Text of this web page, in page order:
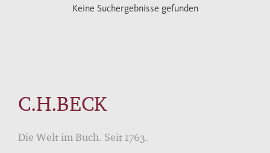
Keine Suchergebnisse gefunden
C.H.BECK
Die Welt im Buch. Seit 1763.